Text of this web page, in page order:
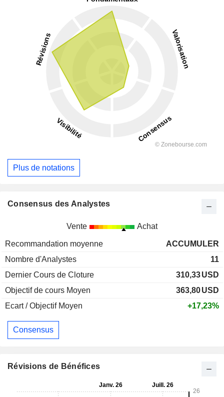
Plus de notations
Consensus des Analystes
Vente Achat
Recommandation moyenne
ACCUMULER
Nombre d'Analystes
11
Dernier Cours de Cloture
310,33USD
Objectif de cours Moyen
363,80USD
Ecart / Objectif Moyen
+17,23%
Consensus
Révisions de Bénéfices